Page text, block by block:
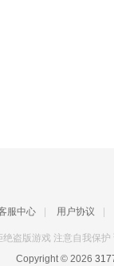
服中心 用户协议
盗版游戏 注意自我保
Copyright © 2026